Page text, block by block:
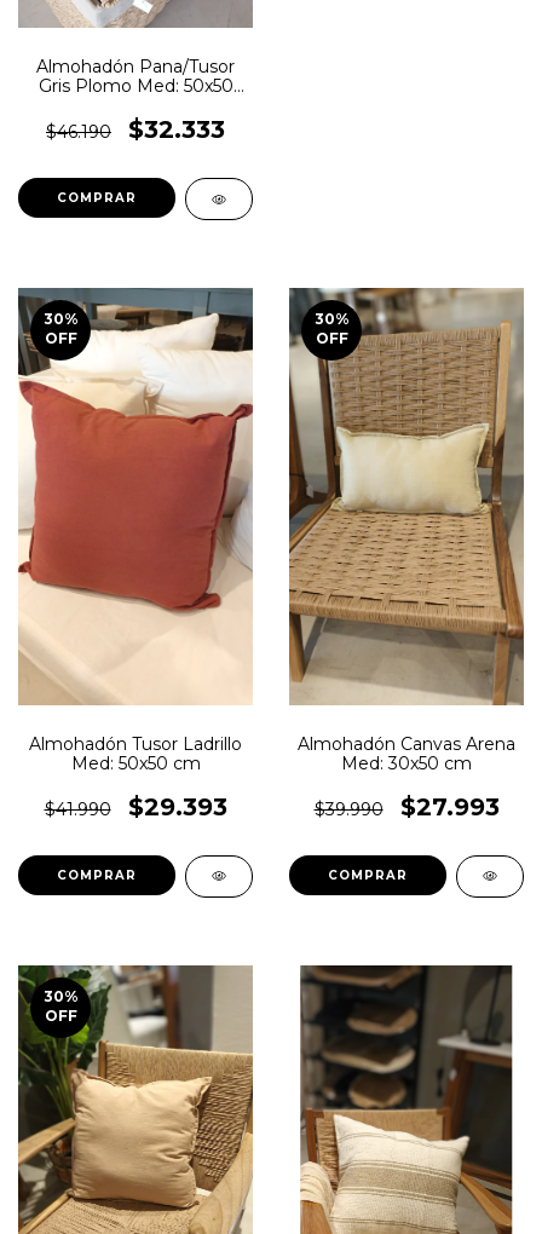
Almohadón Pana/Tusor
Gris Plomo Med: 50x50
$46.190
$32.333
30%
OFF
Almohadón Tusor Ladrillo
Med: 50x50 cm
$41.990 $29.393
30%
OFF
Almohadón Canvas Arena
Med: 30x50 cm
$39.990 $27.993
30%
OFF